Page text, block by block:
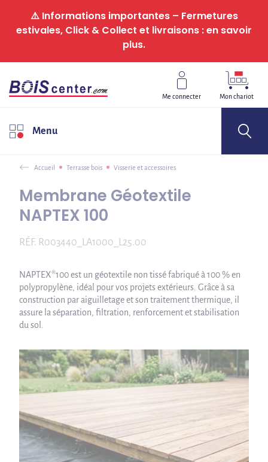
⚠️ Informations importantes – Fermetures
estivales, Click & Collect et livraisons : en savoir
plus.
Me connecter Mon chariot
Menu
Accueil Terrasse bois Visserie et accessoires
Membrane Géotextile
NAPTEX 100
RÉF. R003440_LA1000_L25.00
NAPTEX®100 est un géotextile non tissé fabriqué à 100 % en
polypropylène, idéal pour vos projets extérieurs. Grâce à sa
construction par aiguilletage et son traitement thermique, il
assure la séparation, filtration, renforcement et stabilisation
du sol.